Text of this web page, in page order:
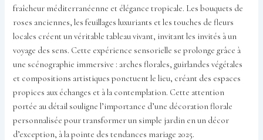
fraîcheur méditerranéenne et élégance tropicale. Les bouquets de
roses anciennes, les feuillages luxuriants et les touches de fleurs
locales créent un véritable tableau vivant, invitant les invités à un
voyage des sens. Cette expérience sensorielle se prolonge grâce à
une scénographie immersive : arches florales, guirlandes végétales
et compositions artistiques ponctuent le lieu, créant des espaces
propices aux échanges et à la contemplation. Cette attention
portée au détail souligne l’importance d’une décoration florale
personnalisée pour transformer un simple jardin en un décor
d’exception, à la pointe des tendances mariage 2025.